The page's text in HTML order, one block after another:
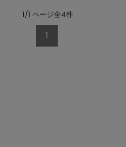
1/1 ページ全4件
1